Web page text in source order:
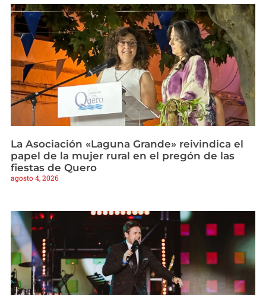
La Asociación «Laguna Grande» reivindica el
papel de la mujer rural en el pregón de las
fiestas de Quero
agosto 4, 2026